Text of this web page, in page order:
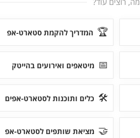
מה, רוצים עוד?
🏆 המדריך להקמת סטארט-אפ
📅 מיטאפים ואירועים בהייטק
🛠 כלים ותוכנות לסטארט-אפים
🤝 מציאת שותפים לסטארט-אפ